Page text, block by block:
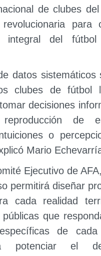
de clubes del
para
integral del fútbol
datos sistemáticos
clubes de fútbol
decisiones
de
o
Mario
Ejecutivo de
permitirá diseñar
cada realidad
que
específicas de
potenciar el